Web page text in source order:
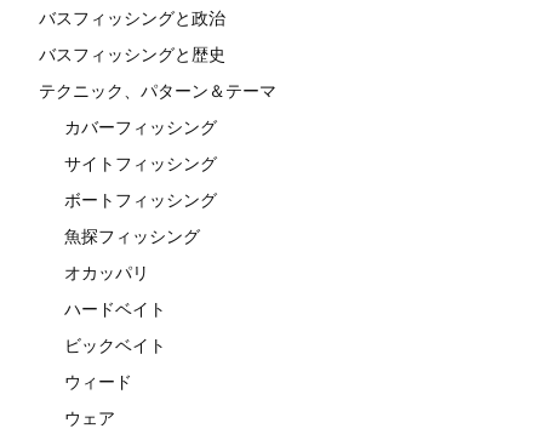
バスフィッシングと政治
バスフィッシングと歴史
テクニック、パターン＆テーマ
カバーフィッシング
サイトフィッシング
ボートフィッシング
魚探フィッシング
オカッパリ
ハードベイト
ビックベイト
ウィード
ウェア